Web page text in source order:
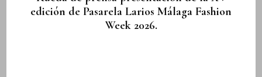
edición de Pasarela Larios Málaga Fashion
Week 2026.